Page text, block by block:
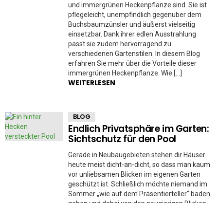
und immergrünen Heckenpflanze sind. Sie ist
pflegeleicht, unempfindlich gegenüber dem
Buchsbaumzünsler und äußerst vielseitig
einsetzbar. Dank ihrer edlen Ausstrahlung
passt sie zudem hervorragend zu
verschiedenen Gartenstilen. In diesem Blog
erfahren Sie mehr über die Vorteile dieser
immergrünen Heckenpflanze. Wie […]
WEITERLESEN
BLOG
Endlich Privatsphäre im Garten:
Sichtschutz für den Pool
Gerade in Neubaugebieten stehen dir Häuser
heute meist dicht-an-dicht, so dass man kaum
vor unliebsamen Blicken im eigenen Garten
geschützt ist. Schließlich möchte niemand im
Sommer „wie auf dem Präsentierteller“ baden